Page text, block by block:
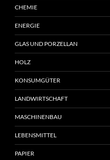
CHEMIE
ENERGIE
GLAS UND PORZELLAN
HOLZ
KONSUMGÜTER
LANDWIRTSCHAFT
MASCHINENBAU
LEBENSMITTEL
PAPIER